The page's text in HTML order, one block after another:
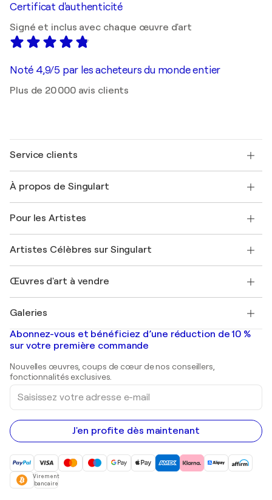
Certificat d'authenticité
Signé et inclus avec chaque œuvre d'art
Noté 4,9/5 par les acheteurs du monde entier
Plus de 20 000 avis clients
Service clients
Expédition
Offrir une carte cadeau
Rejoignez notre programme commercial
Mon compte
+33 1 76 44 06 42
À propos de Singulart
FAQ
Magazine Singulart
Emplois
Découvrez une sélection d'art original
Pour les Artistes
Se connecter en tant qu'Artiste
Artistes Célèbres sur Singulart
Marc Chagall
Banksy
Mr. Brainwash
Shepard Fairey
Œuvres d'art à vendre
Tableaux abstraits à vendre
Peintures de paysage
Estampes
Peintures acryliques
Galeries
Galeries d'art en France
Galeries d'art en Belgique
Abonnez-vous et bénéficiez d’une réduction de 10 %
sur votre première commande
Nouvelles œuvres, coups de cœur de nos conseillers,
fonctionnalités exclusives.
Saisissez
votre
adresse
e-
mail
J'en profite dès maintenant
Virement
bancaire